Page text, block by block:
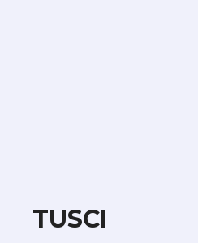
TUSCI